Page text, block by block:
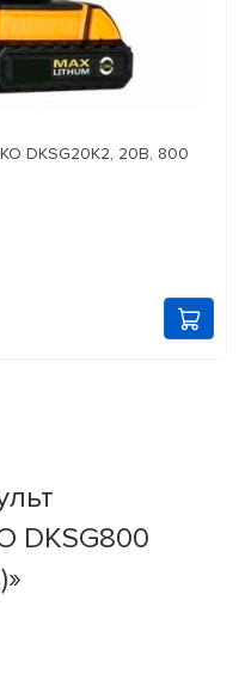
DKSG20K2, 20В, 800
DKSG800